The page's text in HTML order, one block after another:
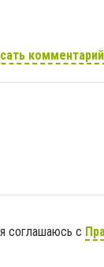
соглашаюсь с